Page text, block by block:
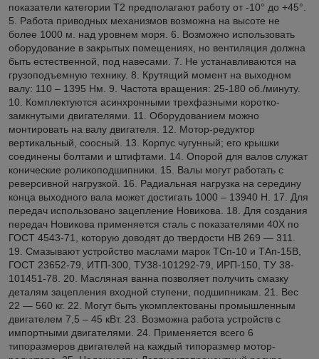
показатели категории Т2 предполагают работу от -10° до +45°.
5. Работа приводных механизмов возможна на высоте не
более 1000 м. над уровнем моря. 6. Возможно использовать
оборудование в закрытых помещениях, но вентиляция должна
быть естественной, под навесами. 7. Не устанавливаются на
грузоподъемную технику. 8. Крутящий момент на выходном
валу: 110 – 1395 Нм. 9. Частота вращения: 25-180 об./минуту.
10. Комплектуются асинхронными трехфазными коротко-
замкнутыми двигателями. 11. Оборудованием можно
монтировать на валу двигателя. 12. Мотор-редуктор
вертикальный, соосный. 13. Корпус чугунный; его крышки
соединены болтами и штифтами. 14. Опорой для валов служат
конические роликоподшипники. 15. Валы могут работать с
реверсивной нагрузкой. 16. Радиальная нагрузка на середину
конца выходного вала может достигать 1000 – 13940 Н. 17. Для
передач использовано зацепление Новикова. 18. Для создания
передач Новикова применяется сталь с показателями 40Х по
ГОСТ 4543-71, которую доводят до твердости НВ 269 — 311.
19. Смазывают устройство маслами марок ТСп-10 и ТАп-15В,
ГОСТ 23652-79, ИТП-300, TУ38-101292-79, ИРП-150, ТУ 38-
101451-78. 20. Масляная ванна позволяет получить смазку
деталям зацепления входной ступени, подшипникам. 21. Вес
22 — 560 кг. 22. Могут быть укомплектованы промышленным
двигателем 7,5 – 45 кВт. 23. Возможна работа устройств с
импортными двигателями. 24. Применяется всего 6
типоразмеров двигателей на каждый типоразмер мотор-